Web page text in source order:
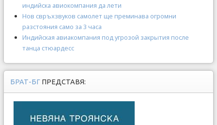
индийска авиокомпания да лети
Нов свръхзвуков самолет ще преминава огромни
разстояния само за 3 часа
Индийская авиакомпания под угрозой закрытия после
танца стюардесс
БРАТ-БГ ПРЕДСТАВЯ: